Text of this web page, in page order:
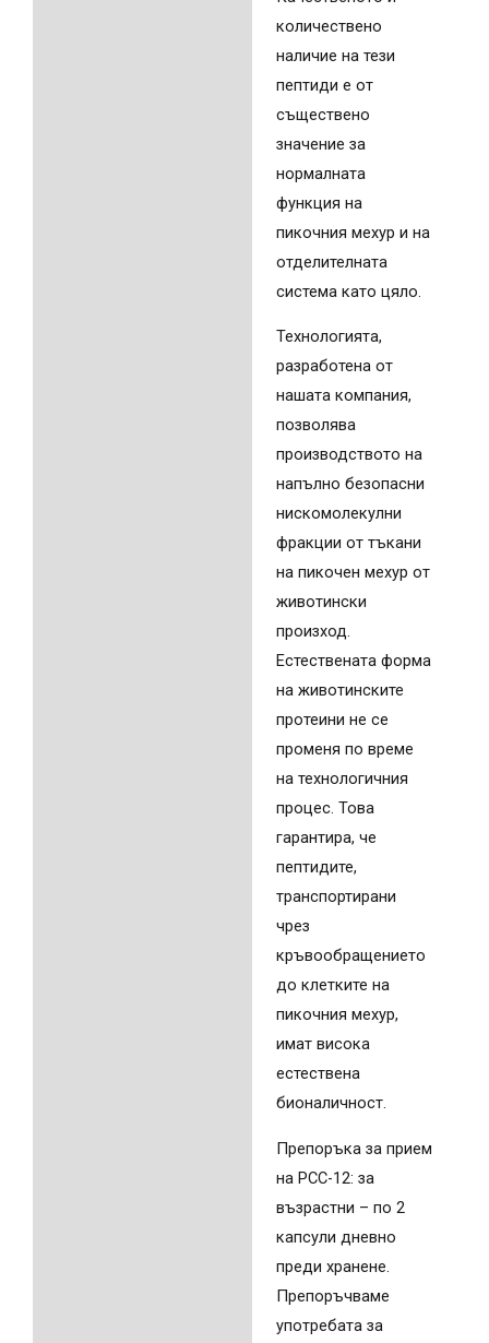
количествено
наличие на тези
пептиди е от
съществено
значение за
нормалната
функция на
пикочния мехур и на
отделителната
система като цяло.
Технологията,
разработена от
нашата компания,
позволява
производството на
напълно безопасни
нискомолекулни
фракции от тъкани
на пикочен мехур от
животински
произход.
Естествената форма
на животинските
протеини не се
променя по време
на технологичния
процес. Това
гарантира, че
пептидите,
транспортирани
чрез
кръвообращението
до клетките на
пикочния мехур,
имат висока
естествена
бионаличност.
Препоръка за прием
на PCC-12: за
възрастни – по 2
капсули дневно
преди хранене.
Препоръчваме
употребата за